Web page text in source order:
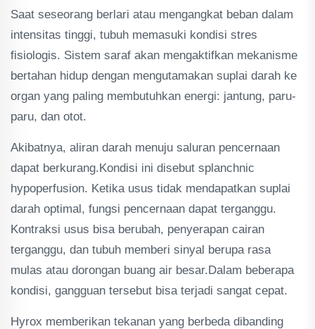
Saat seseorang berlari atau mengangkat beban dalam
intensitas tinggi, tubuh memasuki kondisi stres
fisiologis. Sistem saraf akan mengaktifkan mekanisme
bertahan hidup dengan mengutamakan suplai darah ke
organ yang paling membutuhkan energi: jantung, paru-
paru, dan otot.
Akibatnya, aliran darah menuju saluran pencernaan
dapat berkurang.Kondisi ini disebut splanchnic
hypoperfusion. Ketika usus tidak mendapatkan suplai
darah optimal, fungsi pencernaan dapat terganggu.
Kontraksi usus bisa berubah, penyerapan cairan
terganggu, dan tubuh memberi sinyal berupa rasa
mulas atau dorongan buang air besar.Dalam beberapa
kondisi, gangguan tersebut bisa terjadi sangat cepat.
Hyrox memberikan tekanan yang berbeda dibanding